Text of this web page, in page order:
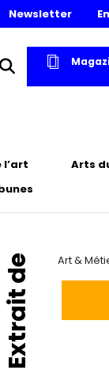
Newsletter
l’art
Arts
Extrait de Art &